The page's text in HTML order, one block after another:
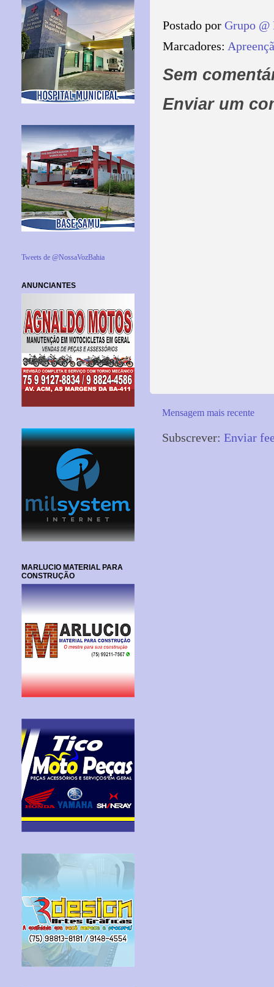
Postado por Grupo @
Marcadores:
Sem
Enviar um
Mensagem mais recente
Subscrever: Enviar
Tweets de @NossaVozBahia
ANUNCIANTES
MARLUCIO MATERIAL PARA
CONSTRUÇÃO